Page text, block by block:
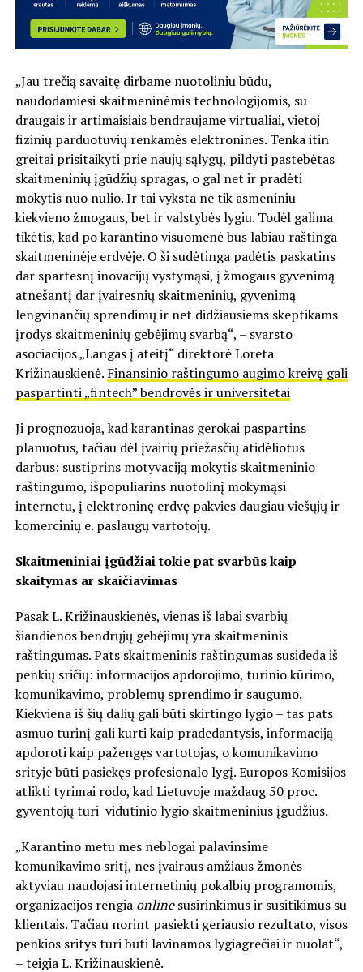
„Jau trečią savaitę dirbame nuotoliniu būdu,
naudodamiesi skaitmeninėmis technologijomis, su
draugais ir artimaisiais bendraujame virtualiai, vietoj
fizinių parduotuvių renkamės elektronines. Tenka itin
greitai prisitaikyti prie naujų sąlygų, pildyti pastebėtas
skaitmeninių įgūdžių spragas, o gal net ir pradėti
mokytis nuo nulio. Ir tai vyksta ne tik asmeniniu
kiekvieno žmogaus, bet ir valstybės lygiu. Todėl galima
tikėtis, kad po karantino visuomenė bus labiau raštinga
skaitmeninėje erdvėje. O ši sudėtinga padėtis paskatins
dar spartesnį inovacijų vystymąsi, į žmogaus gyvenimą
atnešantį dar įvairesnių skaitmeninių, gyvenimą
lengvinančių sprendimų ir net didžiausiems skeptikams
įrodys skaitmeninių gebėjimų svarbą“, – svarsto
asociacijos „Langas į ateitį“ direktorė Loreta
Križinauskienė. Finansinio raštingumo augimo kreivę gali
paspartinti „fintech” bendrovės ir universitetai
Ji prognozuoja, kad karantinas gerokai paspartins
planuotus, tačiau dėl įvairių priežasčių atidėliotus
darbus: sustiprins motyvaciją mokytis skaitmeninio
raštingumo, išpopuliarins nuotolinį mokymąsi
internetu, į elektroninę erdvę pakvies daugiau viešųjų ir
komercinių e. paslaugų vartotojų.
Skaitmeniniai įgūdžiai tokie pat svarbūs kaip
skaitymas ar skaičiavimas
Pasak L. Križinauskienės, vienas iš labai svarbių
šiandienos bendrųjų gebėjimų yra skaitmeninis
raštingumas. Pats skaitmeninis raštingumas susideda iš
penkių sričių: informacijos apdorojimo, turinio kūrimo,
komunikavimo, problemų sprendimo ir saugumo.
Kiekviena iš šių dalių gali būti skirtingo lygio – tas pats
asmuo turinį gali kurti kaip pradedantysis, informaciją
apdoroti kaip pažengęs vartotojas, o komunikavimo
srityje būti pasiekęs profesionalo lygį. Europos Komisijos
atlikti tyrimai rodo, kad Lietuvoje maždaug 50 proc.
gyventojų turi vidutinio lygio skaitmeninius įgūdžius.
„Karantino metu mes neblogai palavinsime
komunikavimo sritį, nes įvairaus amžiaus žmonės
aktyviau naudojasi internetinių pokalbių programomis,
organizacijos rengia onlinesusirinkimus ir susitikimus su
klientais. Tačiau norint pasiekti geriausio rezultato, visos
penkios sritys turi būti lavinamos lygiagrečiai ir nuolat“,
– teigia L. Križinauskienė.